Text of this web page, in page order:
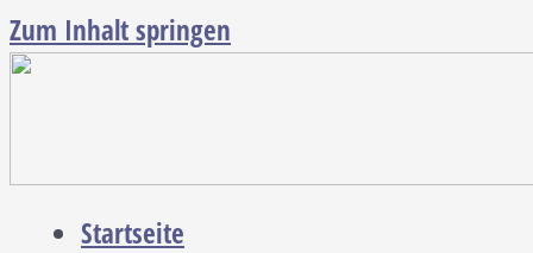
Zum Inhalt springen
Startseite